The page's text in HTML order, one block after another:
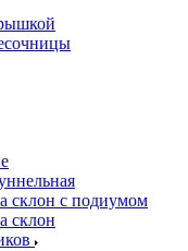
склон с подиумом
склон